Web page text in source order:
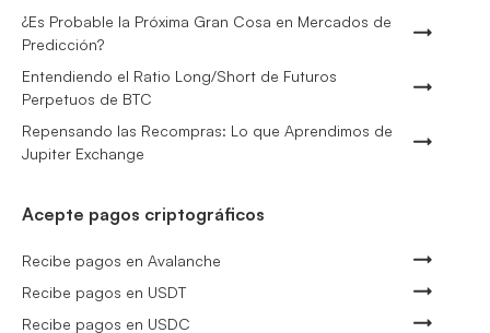
¿Es Probable la Próxima Gran Cosa en Mercados de
Predicción?
Entendiendo el Ratio Long/Short de Futuros
Perpetuos de BTC
Repensando las Recompras: Lo que Aprendimos de
Jupiter Exchange
Acepte pagos criptográficos
Recibe pagos en Avalanche
Recibe pagos en USDT
Recibe pagos en USDC